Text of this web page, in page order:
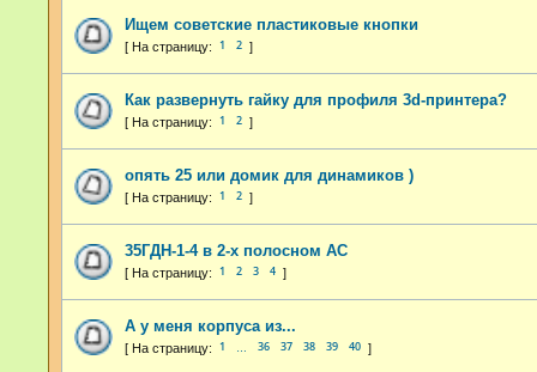
Ищем советские пластиковые кнопки
1 2
Как развернуть гайку для профиля 3d-принтера?
1 2
опять 25 или домик для динамиков )
1 2
35ГДН-1-4 в 2-х полосном АС
1 2 3 4
А у меня корпуса из...
1 36 37 38 39 40